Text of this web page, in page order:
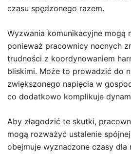
czasu spędzonego razem.
Wyzwania komunikacyjne mogą
ponieważ pracownicy nocnych
trudności z koordynowaniem
bliskimi. Może to prowadzić do
zwiększonego napięcia w
co dodatkowo komplikuje
Aby złagodzić te skutki,
mogą rozważyć ustalenie
obejmuje wyznaczone czasy dla